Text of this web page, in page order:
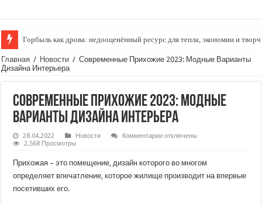
Горбыль как дрова: недооценённый ресурс для тепла, экономии и
Главная / Новости / Современные Прихожие 2023: Модные Варианты
Дизайна Интерьера
Современные Прихожие 2023: Модные
Варианты Дизайна Интерьера
28.04.2022 Новости Комментариик
2023:
Модные
Варианты
отключены
2,568 Просмотры
Прихожая – это помещение, дизайн которого во многом
определяет впечатление, которое жилище производит на впервые
посетивших его.